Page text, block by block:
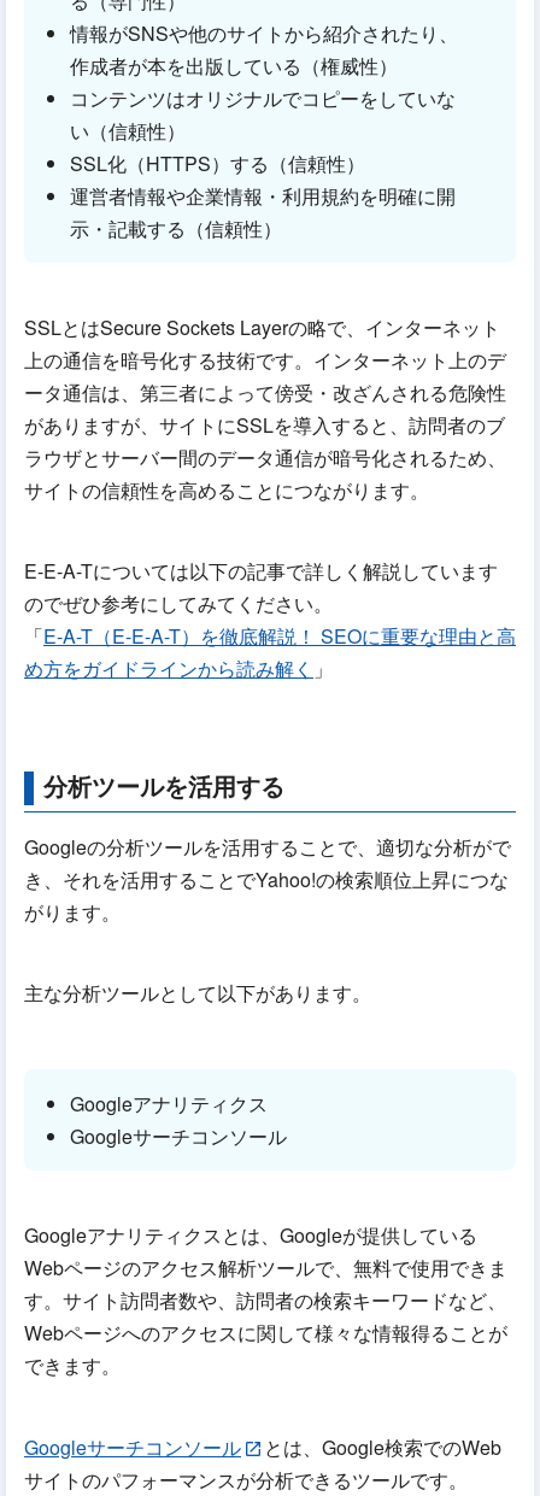
情報がSNSや他のサイトから紹介されたり、
作成者が本を出版している（権威性）
コンテンツはオリジナルでコピーをしていな
い（信頼性）
SSL化（HTTPS）する（信頼性）
運営者情報や企業情報・利用規約を明確に開
示・記載する（信頼性）
SSLとはSecure Sockets Layerの略で、インターネット
上の通信を暗号化する技術です。インターネット上のデ
ータ通信は、第三者によって傍受・改ざんされる危険性
がありますが、サイトにSSLを導入すると、訪問者のブ
ラウザとサーバー間のデータ通信が暗号化されるため、
サイトの信頼性を高めることにつながります。
E-E-A-Tについては以下の記事で詳しく解説しています
のでぜひ参考にしてみてください。
「E-A-T（E-E-A-T）を徹底解説！ SEOに重要な理由と高
め方をガイドラインから読み解く 」
分析ツールを活用する
Googleの分析ツールを活用することで、適切な分析がで
き、それを活用することでYahoo!の検索順位上昇につな
がります。
主な分析ツールとして以下があります。
Googleアナリティクス
Googleサーチコンソール
Googleアナリティクスとは、Googleが提供している
Webページのアクセス解析ツールで、無料で使用できま
す。サイト訪問者数や、訪問者の検索キーワードなど、
Webページへのアクセスに関して様々な情報得ることが
できます。
Googleサーチコンソール
とは、Google検索でのWeb
サイトのパフォーマンスが分析できるツールです。